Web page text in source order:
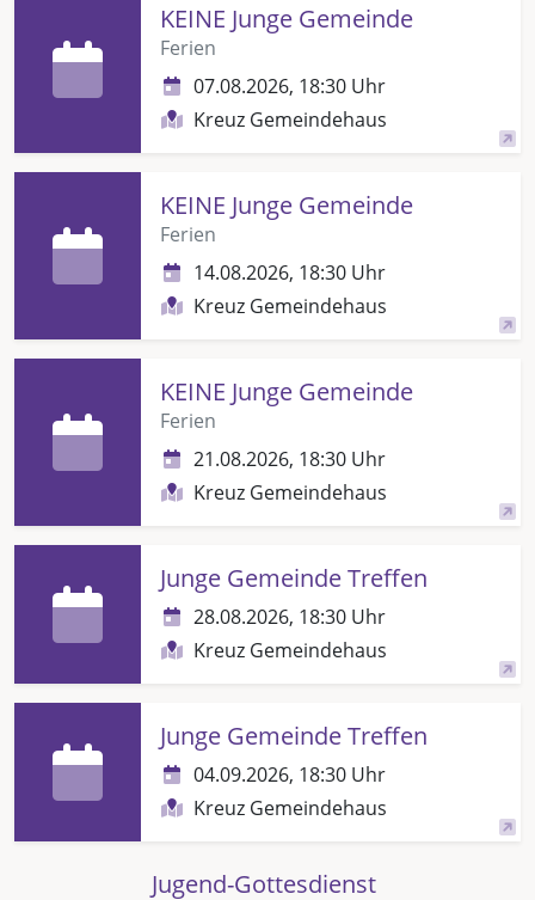
KEINE Junge Gemeinde
Ferien
07.08.2026, 18:30 Uhr
Kreuz Gemeindehaus
KEINE Junge Gemeinde
Ferien
14.08.2026, 18:30 Uhr
Kreuz Gemeindehaus
KEINE Junge Gemeinde
Ferien
21.08.2026, 18:30 Uhr
Kreuz Gemeindehaus
Junge Gemeinde Treffen
28.08.2026, 18:30 Uhr
Kreuz Gemeindehaus
Junge Gemeinde Treffen
04.09.2026, 18:30 Uhr
Kreuz Gemeindehaus
Jugend-Gottesdienst